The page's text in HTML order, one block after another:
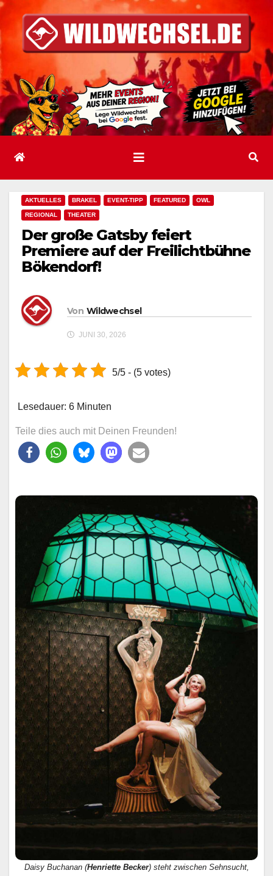
Inhalt
springen
AKTUELLES BRAKEL EVENT-TIPP FEATURED OWL
REGIONAL THEATER
Der große Gatsby feiert
Premiere auf der Freilichtbühne
Bökendorf!
Von Wildwechsel
JUNI 30, 2026
5/5 - (5 votes)
Lesedauer: 6 Minuten
Teile dies auch mit Deinen Freunden!
Daisy Buchanan (Henriette Becker) steht zwischen Sehnsucht,